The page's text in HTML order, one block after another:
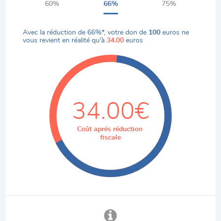
60% 66% 75%
Avec la réduction de66%*, votre don de 100 euros ne
vous revient en réalité qu'à34.00 euros
34.00€
Coût aprés réduction
fiscale